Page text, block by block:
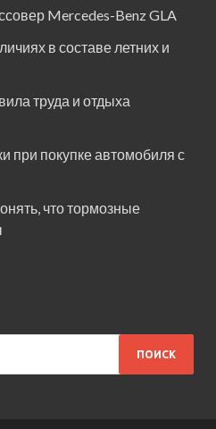
Mercedes-Benz GLA
в составе летних и
труда и отдыха
при покупке автомобиля с
что тормозные